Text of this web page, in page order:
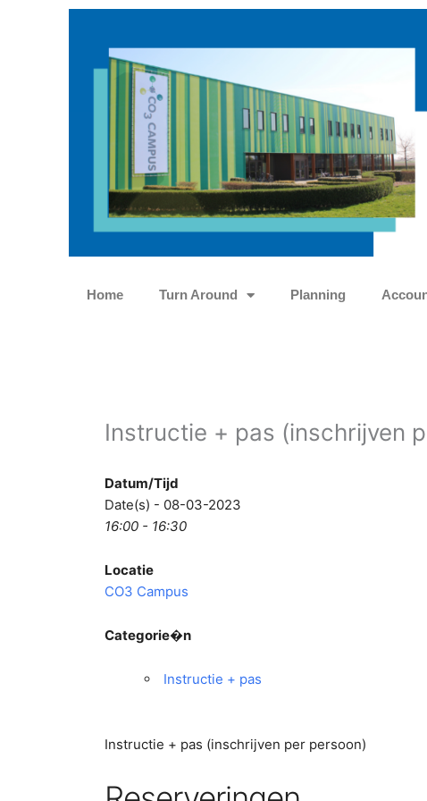
Home Turn Around Planning
Instructie + pas (inschrijven
Datum/Tijd
Date(s) - 08-03-2023
16:00 - 16:30
Locatie
CO3 Campus
Categorie�n
Instructie + pas
Instructie + pas (inschrijven per persoon)